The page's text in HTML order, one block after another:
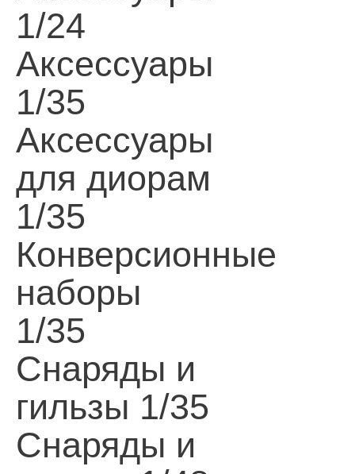
1/24
Аксессуары
1/35
Аксессуары
для диорам
1/35
Конверсионные
наборы
1/35
Снаряды и
гильзы 1/35
Снаряды и